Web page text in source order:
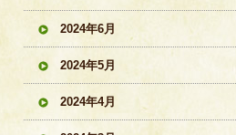
2024年6月
2024年5月
2024年4月